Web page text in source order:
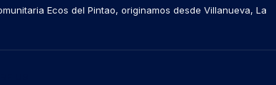
Ecos del Pintao, originamos desde Villanueva, La